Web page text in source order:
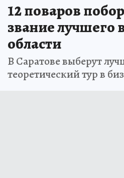
12 поваров
звание лучшего
области
В Саратове выберут
теоретический тур в